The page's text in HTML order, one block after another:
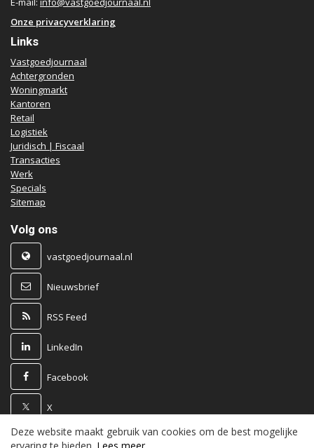
Onze privacyverklaring
Links
Vastgoedjournaal
Achtergronden
Woningmarkt
Kantoren
Retail
Logistiek
Juridisch | Fiscaal
Transacties
Werk
Specials
Sitemap
Volg ons
vastgoedjournaal.nl
Nieuwsbrief
RSS Feed
LinkedIn
Facebook
X
Powered by
Deze website maakt gebruik van cookies om de best mogelijke